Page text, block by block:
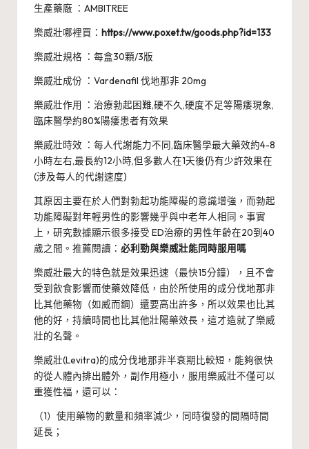
生產藥廠 ：AMBITREE
樂威壯哪裡買： https://www.poxet.tw/goods.php?id=133
樂威壯規格 ：每盒30顆/3版
樂威壯成份 ：Vardenafil 伐地那非 20mg
樂威壯作用 ：治療勃起困難,硬不久,硬度不足等陽痿現象,
臨床醫學約80%陽痿患者有效果
樂威壯時效 ：每人代謝能力不同,臨床醫學最大藥效約4-8
小時左右,最長約12小時,但多數人在1天後仍有少許效果在
(涉及每人的代謝速度)
其原因主要在於人們對勃起功能障礙的意識增強，而勃起
功能障礙對年輕男性的影響幾乎與中老年人相同。事實
上，研究數據顯示很多接受 ED治療的男性年齡在20到40
歲之間。推薦閱讀： 必利勁與樂威壯能同時服用嗎
樂威壯最大的特色就是效果迅速（最快15分鐘），且不會
受到飲食影響而使藥效降低，由於所使用的成分伐地那非
比其他藥物（如威而鋼）還要高出許多，所以效果也比其
他的好，持續時間也比其他壯陽藥效長，這才造就了樂威
壯的名聲。
樂威壯(Levitra)的成分伐地那非半衰期比較短，能夠很快
的從人體內排出體外，副作用極小，服用樂威壯不僅可以
重獲性福，還可以：
（1）使用藥物的數量和頻率減少，同時復發的間隔時間
延長；